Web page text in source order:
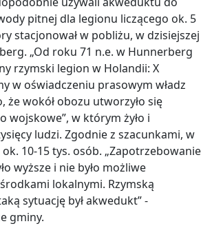
pitnej dla legionu liczącego ok. 5
stacjonował w pobliżu, w dzisiejszej
„Od roku 71 n.e. w Hunnerberg
rzymski legion w Holandii: X
w oświadczeniu prasowym władz
że wokół obozu utworzyło się
wojskowe”, w którym żyło i
ludzi. Zgodnie z szacunkami, w
10-15 tys. osób. „Zapotrzebowanie
wyższe i nie było możliwe
lokalnymi. Rzymską
sytuację był akwedukt” -
gminy.